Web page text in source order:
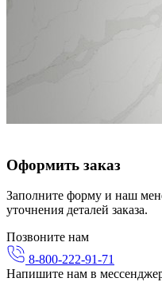
Оформить заказ
Заполните форму и наш
уточнения деталей заказа.
Позвоните нам
8-800-222-91-71
Напишите нам в